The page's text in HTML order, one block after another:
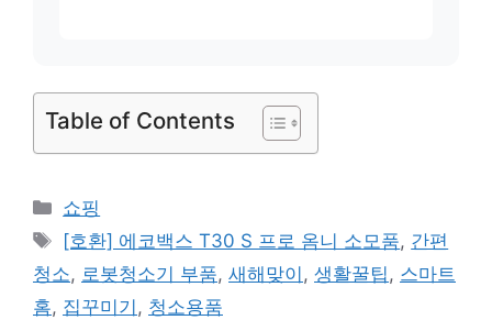
Table of Contents
카
테
리
쇼핑
태
그
[호환] 에코백스 T30 S 프로 옴니 소모품, 간편
청소, 로봇청소기 부품, 새해맞이 , 생활꿀팁, 스마트
홈, 집꾸미기 , 청소용품